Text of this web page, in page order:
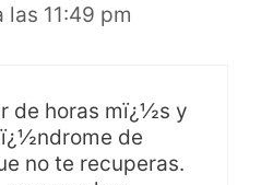
11:49 pm
de horas mï¿½s y
de
no te recuperas.